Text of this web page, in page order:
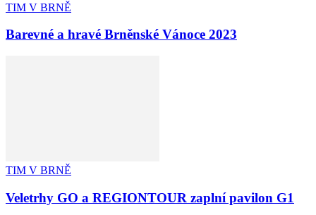
TIM V BRNĚ
Barevné a hravé Brněnské Vánoce 2023
TIM V BRNĚ
Veletrhy GO a REGIONTOUR zaplní pavilon G1